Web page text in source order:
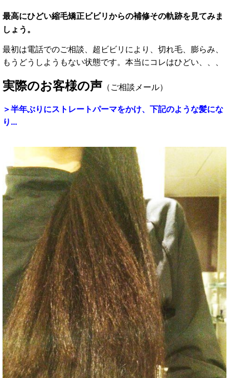
最高にひどい縮毛矯正ビビリからの補修その軌跡を見てみま
しょう。
最初は電話でのご相談、 超ビビリにより、切れ毛、膨らみ、
もうどうしようもない状態です。 本当にコレはひどい、、、
実際のお客様の声 （ご相談メール）
＞半年ぶりにストレートパーマをかけ、 下記のような髪にな
り…